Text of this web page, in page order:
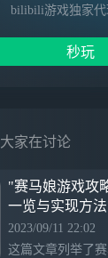
bilibili游戏独家代
秒玩
大家在讨论
"赛马娘游戏攻
一览与实现方
2023/09/11 22:02